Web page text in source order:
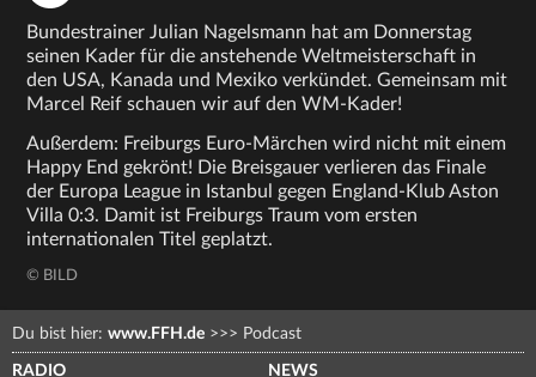
Bundestrainer Julian Nagelsmann hat am Donnerstag
seinen Kader für die anstehende Weltmeisterschaft in
den USA, Kanada und Mexiko verkündet. Gemeinsam mit
Marcel Reif schauen wir auf den WM-Kader!
Außerdem: Freiburgs Euro-Märchen wird nicht mit einem
Happy End gekrönt! Die Breisgauer verlieren das Finale
der Europa League in Istanbul gegen England-Klub Aston
Villa 0:3. Damit ist Freiburgs Traum vom ersten
internationalen Titel geplatzt.
© BILD
Du bist hier: www.FFH.de >>> Podcast
RADIO NEWS